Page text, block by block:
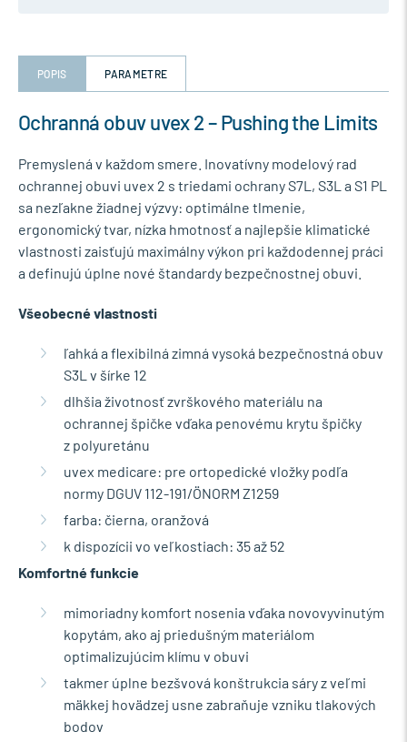
POPIS PARAMETRE
Ochranná obuv uvex 2 – Pushing the Limits
Premyslená v každom smere. Inovatívny modelový rad
ochrannej obuvi uvex 2 s triedami ochrany S7L, S3L a S1 PL
sa nezľakne žiadnej výzvy: optimálne tlmenie,
ergonomický tvar, nízka hmotnosť a najlepšie klimatické
vlastnosti zaisťujú maximálny výkon pri každodennej práci
a definujú úplne nové štandardy bezpečnostnej obuvi.
Všeobecné vlastnosti
ľahká a flexibilná zimná vysoká bezpečnostná obuv
S3L v šírke 12
dlhšia životnosť zvrškového materiálu na
ochrannej špičke vďaka penovému krytu špičky
z polyuretánu
uvex medicare: pre ortopedické vložky podľa
normy DGUV 112-191/ÖNORM Z1259
farba: čierna, oranžová
k dispozícii vo veľkostiach: 35 až 52
Komfortné funkcie
mimoriadny komfort nosenia vďaka novovyvinutým
kopytám, ako aj priedušným materiálom
optimalizujúcim klímu v obuvi
takmer úplne bezšvová konštrukcia sáry z veľmi
mäkkej hovädzej usne zabraňuje vzniku tlakových
bodov